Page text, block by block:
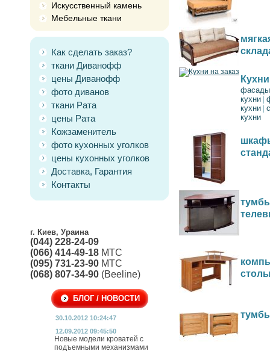
Искусственный камень
Мебельные ткани
Как сделать заказ?
ткани Диванофф
цены Диванофф
фото диванов
ткани Рата
цены Рата
Кожзаменитель
фото кухонных уголков
цены кухонных уголков
Доставка, Гарантия
Контакты
г. Киев, Ураина
(044) 228-24-09
(066) 414-49-18 МТС
(095) 731-23-90 МТС
(068) 807-34-90 (Beeline)
БЛОГ / НОВОСТИ
30.10.2012 10:24:47
12.09.2012 09:45:50
Новые модели кроватей с
подъемными механизмами
фасады
кухни
кухни
кухни